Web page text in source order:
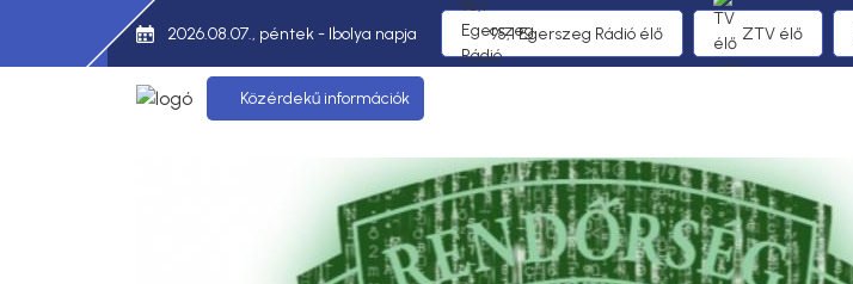
2026.08.07., péntek - Ibolya napja 95,1 Egerszeg Rádió élő ZTV élő
Közérdekű információk